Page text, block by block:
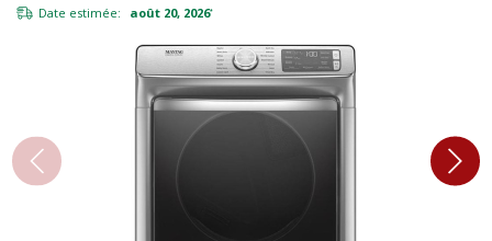
Date estimée: août 20, 2026*